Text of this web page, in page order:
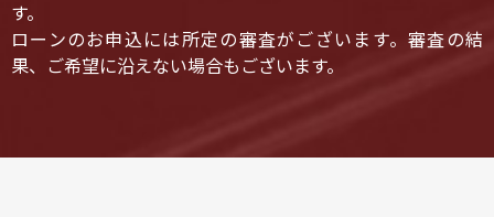
す。
ローンのお申込には所定の審査がございます。審査の結
果、ご希望に沿えない場合もございます。